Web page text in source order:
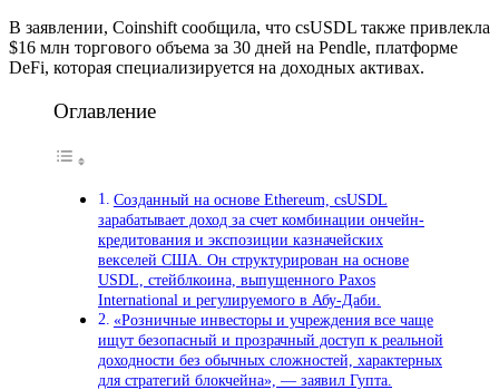
В заявлении, Coinshift сообщила, что csUSDL также привлекла
$16 млн торгового объема за 30 дней на Pendle, платформе
DeFi, которая специализируется на доходных активах.
Оглавление
Созданный на основе Ethereum, csUSDL
зарабатывает доход за счет комбинации ончейн-
кредитования и экспозиции казначейских
векселей США. Он структурирован на основе
USDL, стейблкоина, выпущенного Paxos
International и регулируемого в Абу-Даби.
«Розничные инвесторы и учреждения все чаще
ищут безопасный и прозрачный доступ к реальной
доходности без обычных сложностей, характерных
для стратегий блокчейна», — заявил Гупта.